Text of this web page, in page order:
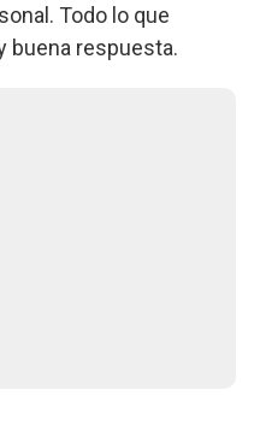
Todo lo que
buena respuesta.